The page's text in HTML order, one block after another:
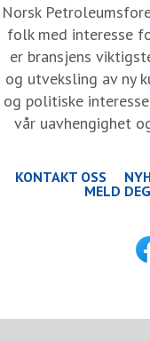
Norsk
folk med interesse
er bransjens
og utveksling av ny
og politiske
vår uavhengighet
KONTAKT OSS
MELD